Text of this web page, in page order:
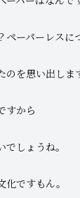
ペーパーレスに
のを思い出しま
すから
でしょうね。
化ですもん。